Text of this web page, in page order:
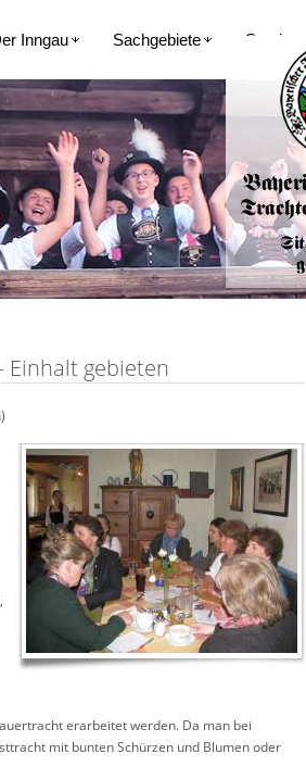
Inngau Sachgebiete Service
Einhalt gebieten
erarbeitet werden. Da man bei
mit bunten Schürzen und Blumen oder